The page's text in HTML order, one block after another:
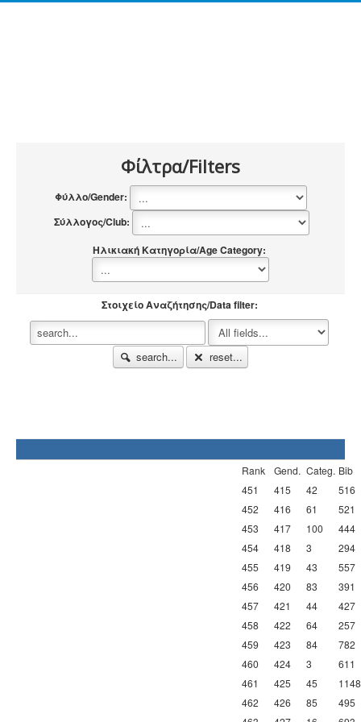
Φίλτρα/Filters
Φύλλο/Gender:
Σύλλογος/Club:
Ηλικιακή Κατηγορία/Age Category:
Στοιχείο Αναζήτησης/Data filter:
search... reset...
Rank Gend. Categ. Bib
451
415 42
516
452
416 61
521
453
417 100
444
454
418 3
294
455
419 43
557
456
420 83
391
457
421 44
427
458
422 64
257
459
423 84
782
460
424 3
611
461
425 45
1148
462
426 85
495